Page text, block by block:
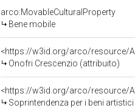
arco:MovableCulturalProperty
Bene mobile
<https://w3id.org/arco/resource/
Onofri Crescenzio (attribuito)
<https://w3id.org/arco/resource/
Soprintendenza per i beni